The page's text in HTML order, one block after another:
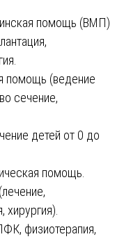
помощь (ВМП)
помощь (ведение
сечение,
детей от 0 до
помощь.
хирургия).
физиотерапия,